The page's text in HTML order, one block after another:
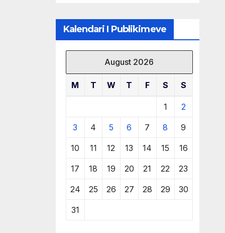
Kalendari I Publikimeve
August 2026
M T W T F S S
1 2
3 4 5 6 7 8 9
10 11 12 13 14 15 16
17 18 19 20 21 22 23
24 25 26 27 28 29 30
31